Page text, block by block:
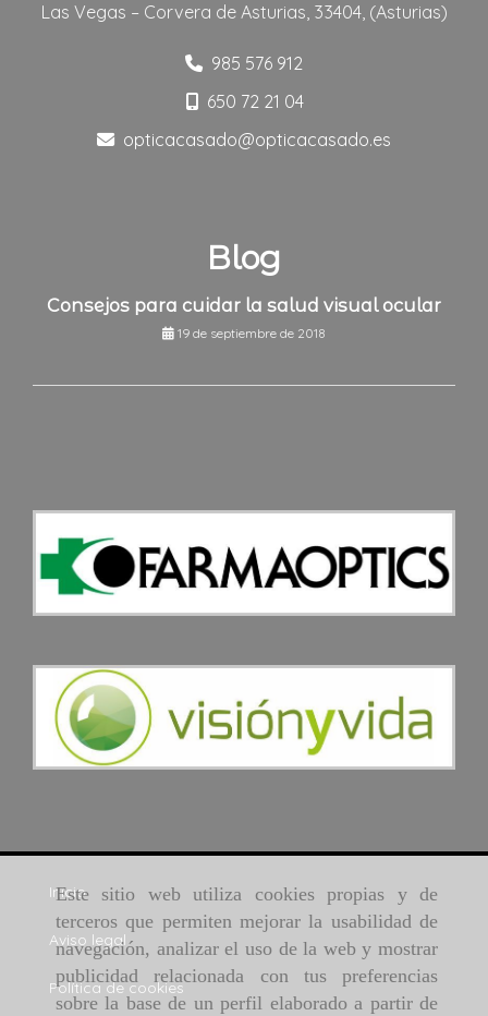
Este sitio web utiliza cookies propias y de
terceros que permiten mejorar la usabilidad de
navegación, analizar el uso de la web y mostrar
publicidad relacionada con tus preferencias
sobre la base de un perfil elaborado a partir de
Las Vegas – Corvera de Asturias, 33404, (Asturias)
985 576 912
650 72 21 04
opticacasado
opticacasado.es
Blog
Consejos para cuidar la salud visual ocular
19 de septiembre de 2018
Inicio
Aviso legal
Política de cookies